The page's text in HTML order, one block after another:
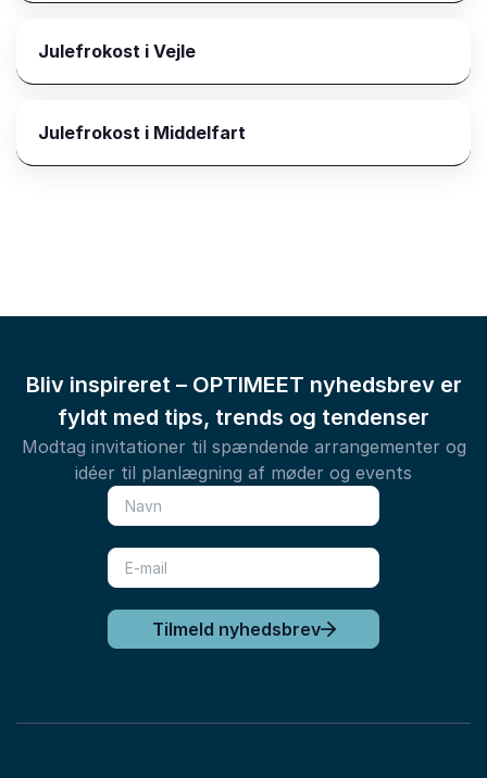
Julefrokost i Vejle
Julefrokost i Middelfart
Bliv inspireret – OPTIMEET nyhedsbrev er
fyldt med tips, trends og tendenser
Modtag invitationer til spændende arrangementer og
idéer til planlægning af møder og events
Tilmeld nyhedsbrev